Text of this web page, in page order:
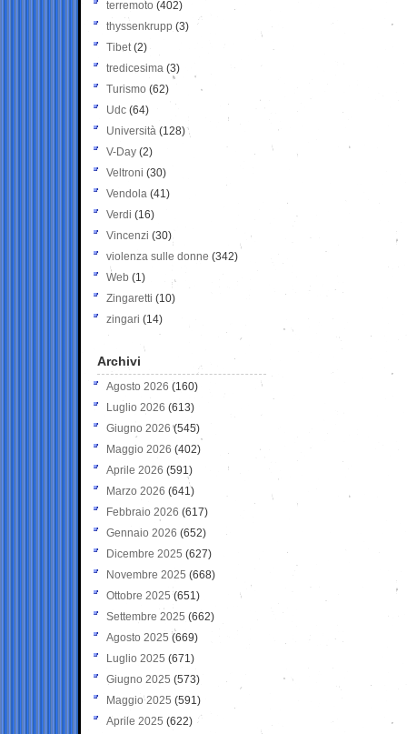
terremoto (402)
thyssenkrupp (3)
Tibet(2)
tredicesima (3)
Turismo (62)
Udc (64)
Università (128)
V-Day (2)
Veltroni (30)
Vendola (41)
Verdi (16)
Vincenzi (30)
violenza sulle donne (342)
Web (1)
Zingaretti (10)
zingari (14)
Archivi
Agosto 2026 (160)
Luglio 2026 (613)
Giugno 2026 (545)
Maggio 2026 (402)
Aprile 2026 (591)
Marzo 2026 (641)
Febbraio 2026 (617)
Gennaio 2026 (652)
Dicembre 2025 (627)
Novembre 2025 (668)
Ottobre 2025 (651)
Settembre 2025 (662)
Agosto 2025 (669)
Luglio 2025 (671)
Giugno 2025 (573)
Maggio 2025 (591)
Aprile 2025 (622)